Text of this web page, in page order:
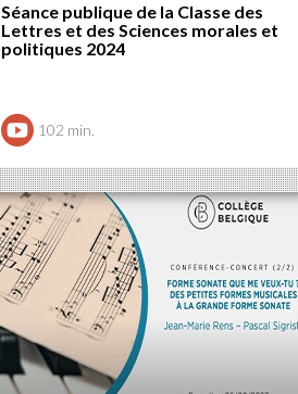
Séance publique de la Classe des
Lettres et des Sciences morales et
politiques 2024
102 min.